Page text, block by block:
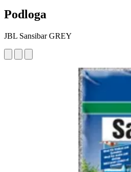
Podloga
JBL Sansibar GREY